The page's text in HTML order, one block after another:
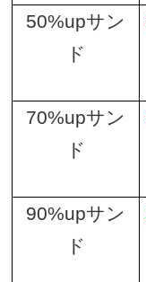
50%upサン
ド
70%upサン
ド
90%upサン
ド